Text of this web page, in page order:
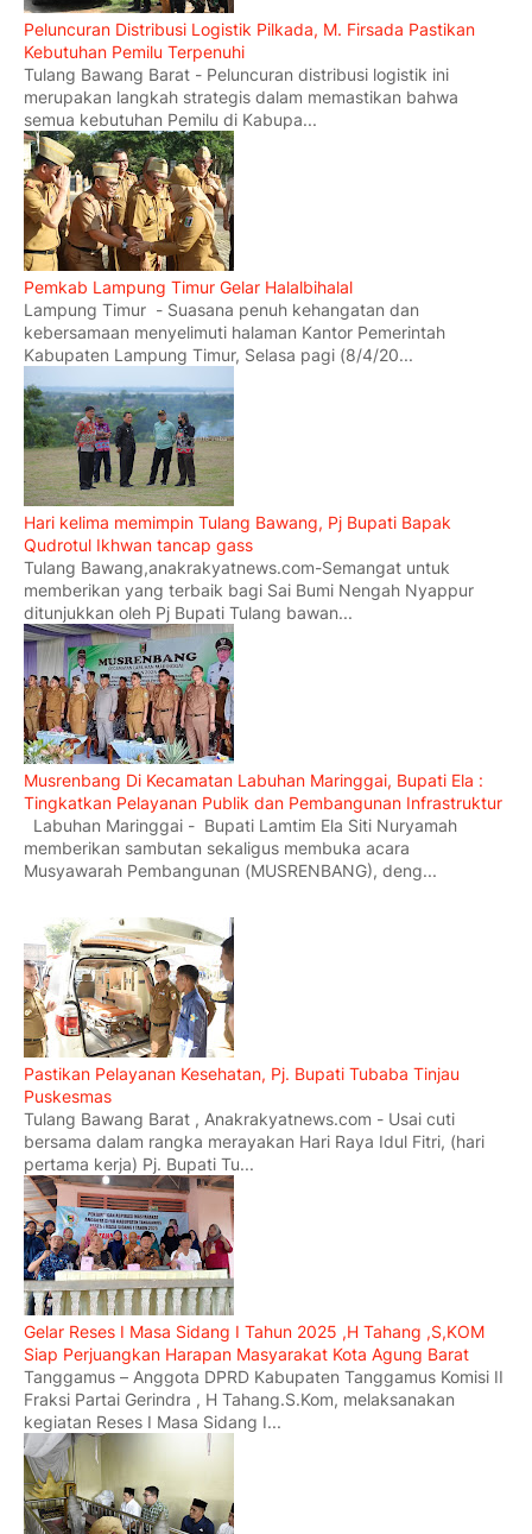
Peluncuran Distribusi Logistik Pilkada, M. Firsada Pastikan
Kebutuhan Pemilu Terpenuhi
Tulang Bawang Barat - Peluncuran distribusi logistik ini
merupakan langkah strategis dalam memastikan bahwa
semua kebutuhan Pemilu di Kabupa...
Pemkab Lampung Timur Gelar Halalbihalal
Lampung Timur - Suasana penuh kehangatan dan
kebersamaan menyelimuti halaman Kantor Pemerintah
Kabupaten Lampung Timur, Selasa pagi (8/4/20...
Hari kelima memimpin Tulang Bawang, Pj Bupati Bapak
Qudrotul Ikhwan tancap gass
Tulang Bawang,anakrakyatnews.com-Semangat untuk
memberikan yang terbaik bagi Sai Bumi Nengah Nyappur
ditunjukkan oleh Pj Bupati Tulang bawan...
Musrenbang Di Kecamatan Labuhan Maringgai, Bupati Ela :
Tingkatkan Pelayanan Publik dan Pembangunan Infrastruktur
Labuhan Maringgai - Bupati Lamtim Ela Siti Nuryamah
memberikan sambutan sekaligus membuka acara
Musyawarah Pembangunan (MUSRENBANG), deng...
Pastikan Pelayanan Kesehatan, Pj. Bupati Tubaba Tinjau
Puskesmas
Tulang Bawang Barat , Anakrakyatnews.com - Usai cuti
bersama dalam rangka merayakan Hari Raya Idul Fitri, (hari
pertama kerja) Pj. Bupati Tu...
Gelar Reses I Masa Sidang I Tahun 2025 ,H Tahang ,S,KOM
Siap Perjuangkan Harapan Masyarakat Kota Agung Barat
Tanggamus – Anggota DPRD Kabupaten Tanggamus Komisi II
Fraksi Partai Gerindra , H Tahang.S.Kom, melaksanakan
kegiatan Reses I Masa Sidang I...